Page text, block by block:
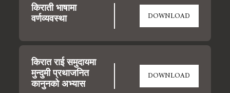
किराती भाषामा
वर्णव्यवस्था DOWNLOAD
किरात राई समुदायमा
मुन्दुमी प्रथाजनित
कानुनको अभ्यास
DOWNLOAD